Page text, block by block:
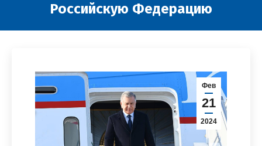
Российскую Федерацию
Фев
21
2024